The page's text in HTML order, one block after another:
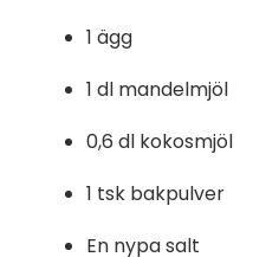
1 ägg
1 dl mandelmjöl
0,6 dl kokosmjöl
1 tsk bakpulver
En nypa salt